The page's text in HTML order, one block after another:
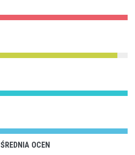
ŚREDNIA OCEN